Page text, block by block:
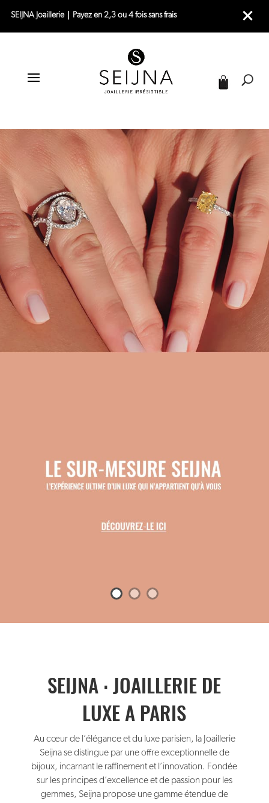
SEIJNA Joaillerie｜Payez en 2,3 ou 4 fois sans frais
SEIJNA : JOAILLERIE DE
LUXE A PARIS
Au cœur de l’élégance et du luxe parisien, la Joaillerie
Seijna se distingue par une offre exceptionnelle de
bijoux, incarnant le raffinement et l’innovation. Fondée
sur les principes d’excellence et de passion pour les
gemmes, Seijna propose une gamme étendue de